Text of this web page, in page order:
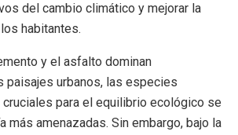
del cambio climático y mejorar la
habitantes.
y el asfalto dominan
paisajes urbanos, las especies
para el equilibrio ecológico se
más amenazadas. Sin embargo, bajo la